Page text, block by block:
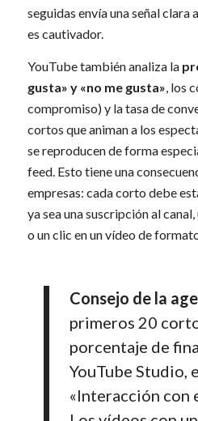
seguidas envía una señal
es cautivador.
YouTube también analiza la
gusta» y «no me gusta» , los
compromiso) y la tasa de
cortos que animan a los
se reproducen de forma
feed. Esto tiene una
empresas: cada corto debe
ya sea una suscripción al
o un clic en un vídeo de
Consejo de la
primeros 20
porcentaje de
YouTube Studio,
«Interacción con